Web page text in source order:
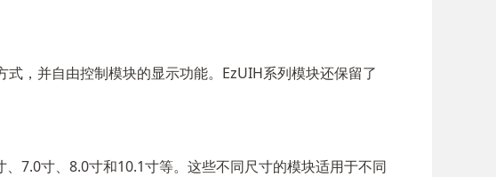
，并自由控制模块的显示功能。EzUIH系列模块还保留了
7.0寸、8.0寸和10.1寸等。这些不同尺寸的模块适用于不同